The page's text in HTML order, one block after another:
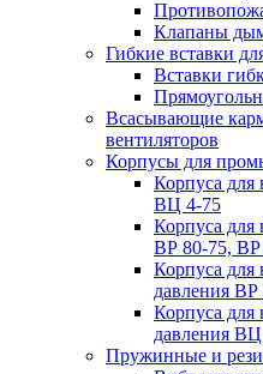
Клапаны
Гибкие вставки
Вставки
Всасывающие
вентиляторов
Корпусы для
Корпуса для
ВЦ 4-75
Корпуса для
ВР 80-75, ВР
Корпуса для
давления ВР
Корпуса для
давления
Пружинные и